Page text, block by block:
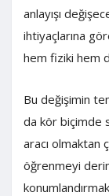
anlayışı
ihtiyaçlarına
hem fiziki hem
Bu değişimin
da kör biçimde
aracı olmaktan
öğrenmeyi